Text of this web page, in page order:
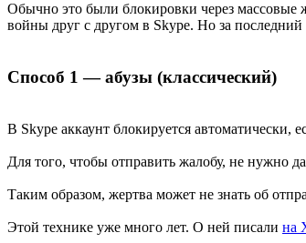
Обычно это были блокировки через массовые
войны друг с другом в Skype. Но за
Способ 1 — абузы (классический)
В Skype аккаунт блокируется автоматически,
Для того, чтобы отправить жалобу, не нужно
Таким образом, жертва может не знать об
Этой технике уже много лет. О ней писали на